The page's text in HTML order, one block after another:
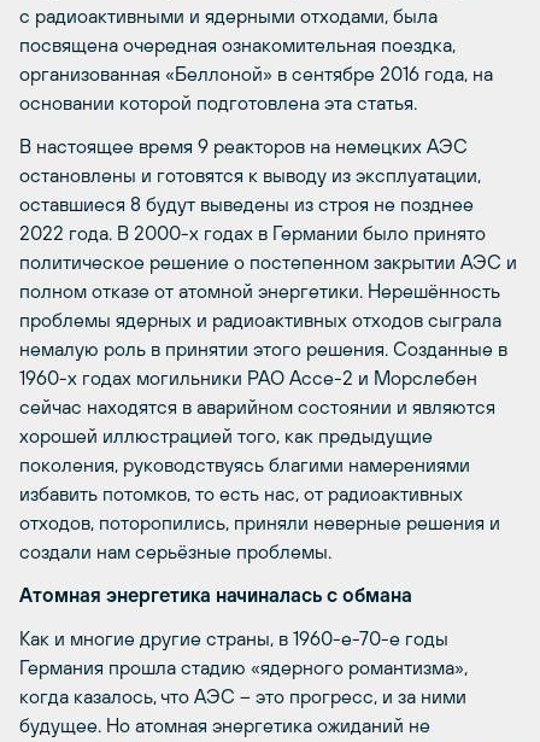
с радиоактивными и ядерными отходами, была
посвящена очередная ознакомительная поездка,
организованная «Беллоной» в сентябре 2016 года, на
основании которой подготовлена эта статья.
В настоящее время 9 реакторов на немецких АЭС
остановлены и готовятся к выводу из эксплуатации,
оставшиеся 8 будут выведены из строя не позднее
2022 года. В 2000-х годах в Германии было принято
политическое решение о постепенном закрытии АЭС и
полном отказе от атомной энергетики. Нерешённость
проблемы ядерных и радиоактивных отходов сыграла
немалую роль в принятии этого решения. Созданные в
1960-х годах могильники РАО Ассе-2 и Морслебен
сейчас находятся в аварийном состоянии и являются
хорошей иллюстрацией того, как предыдущие
поколения, руководствуясь благими намерениями
избавить потомков, то есть нас, от радиоактивных
отходов, поторопились, приняли неверные решения и
создали нам серьёзные проблемы.
Атомная энергетика начиналась с обмана
Как и многие другие страны, в 1960-е-70-е годы
Германия прошла стадию «ядерного романтизма»,
когда казалось, что АЭС – это прогресс, и за ними
будущее. Но атомная энергетика ожиданий не